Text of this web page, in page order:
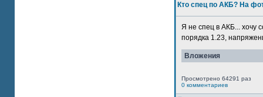
Кто спец по АКБ? На
Я не спец в АКБ... хочу
порядка 1.23,
Вложения
Просмотрено 64291 раз
0 комментариев